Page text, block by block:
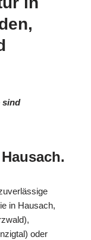
sind
in Hausach,
oder